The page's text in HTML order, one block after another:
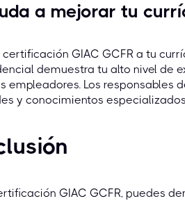
a mejorar tu
GIAC GCFR a tu
demuestra tu alto nivel de
empleadores. Los responsables
y conocimientos
GIAC GCFR, puedes